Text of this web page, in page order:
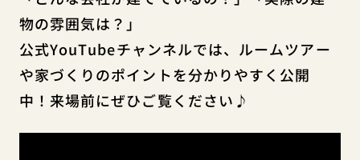
物の雰囲気は？」
公式YouTubeチャンネルでは、ルームツアー
や家づくりのポイントを分かりやすく公開
中！来場前にぜひご覧ください♪